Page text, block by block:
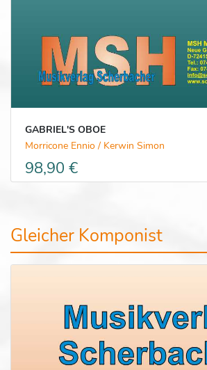
GABRIEL'S OBOE
Morricone Ennio / Kerwin Simon
98,90 €
Gleicher Komponist